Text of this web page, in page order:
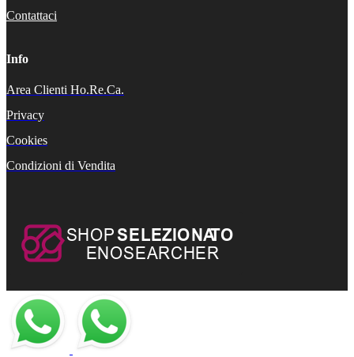
Contattaci
Info
Area Clienti Ho.Re.Ca.
Privacy
Cookies
Condizioni di Vendita